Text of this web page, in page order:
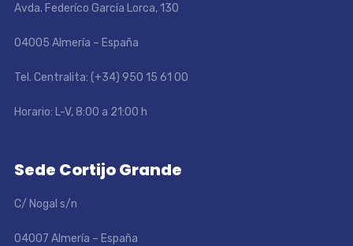
Avda. Federíco García Lorca, 130
04005 Almería – España
Tel. Centralita: (+34) 950 15 61 00
Horario: L-V, 8:00 a 21:00 h
Sede Cortijo Grande
C/ Nogal s/n
04007 Almería – España